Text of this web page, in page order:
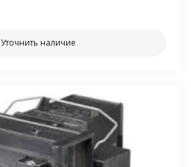
Уточнить наличие